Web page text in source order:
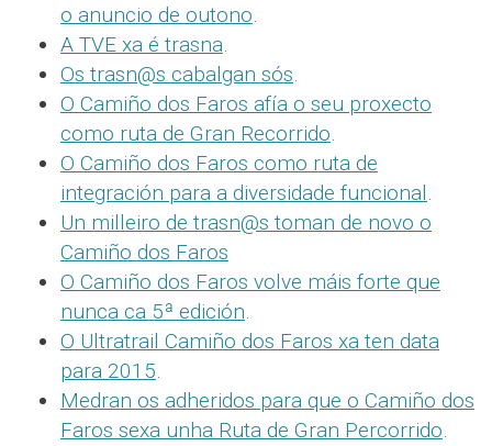
o anuncio de outono.
A TVE xa é trasna.
Os trasn@s cabalgan sós.
O Camiño dos Faros afía o seu proxecto
como ruta de Gran Recorrido.
O Camiño dos Faros como ruta de
integración para a diversidade funcional.
Un milleiro de trasn@s toman de novo o
Camiño dos Faros
O Camiño dos Faros volve máis forte que
nunca ca 5ª edición.
O Ultratrail Camiño dos Faros xa ten data
para 2015.
Medran os adheridos para que o Camiño dos
Faros sexa unha Ruta de Gran Percorrido.